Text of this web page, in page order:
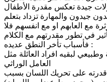
جيدة تعكس مقدرة الأطفال
جيدون والمهارة تزداد بتعلم
مع العابهم او مع انفسهم فلا
في تطور مقدرتهم مع الكلام
فأسباب تأخر النطق عديده :
لبقيه افراد العائلة مثل
العامل الوراثي
على تحريك اللسان بسبب